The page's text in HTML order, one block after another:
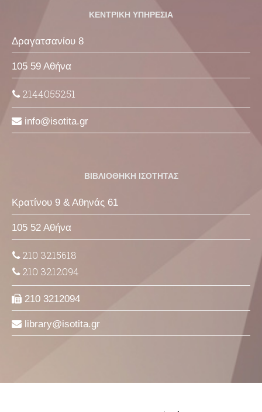
ΚΕΝΤΡΙΚΗ ΥΠΗΡΕΣΙΑ
Δραγατσανίου 8
105 59 Αθήνα
2144055251
info isotita gr
ΒΙΒΛΙΟΘΗΚΗ ΙΣΟΤΗΤΑΣ
Κρατίνου 9 & Αθηνάς 61
105 52 Αθήνα
210 3215618
210 3212094
210 3212094
library isotita gr